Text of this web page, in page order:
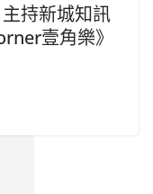
持新城知訊
壹角樂》